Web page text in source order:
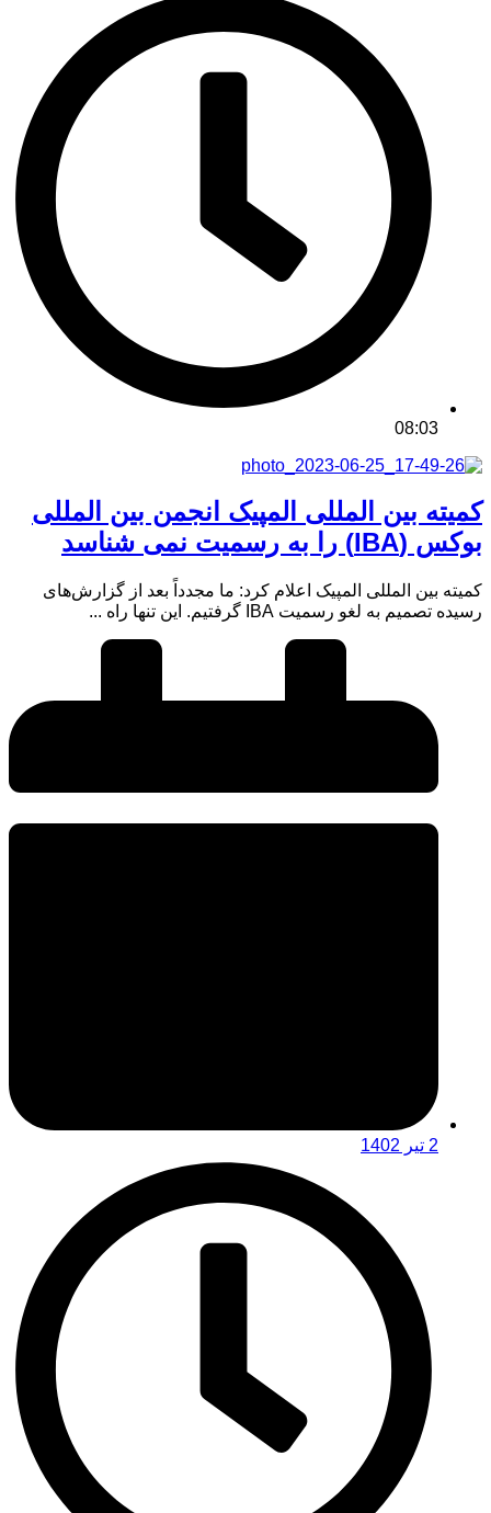
08:03
کمیته بین المللی المپیک انجمن بین المللی
بوکس (IBA) را به رسمیت نمی شناسد
کمیته بین المللی المپیک اعلام کرد: ما مجدداً بعد از گزارش‌های
رسیده تصمیم به لغو رسمیت IBA گرفتیم. این تنها راه ...
2 تیر 1402